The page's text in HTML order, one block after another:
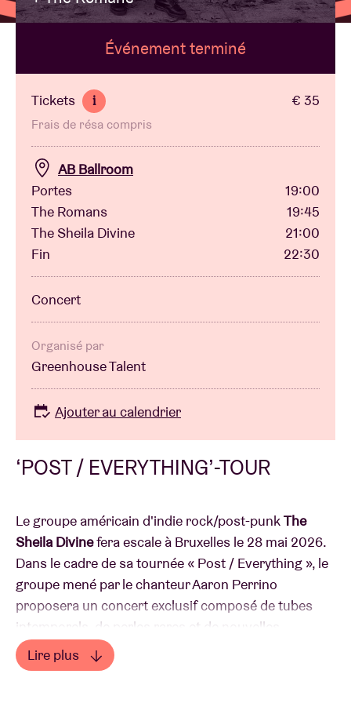
Location de salles
BRDCST
ABtv
Chèque-concert
À propos de l'AB
Contact
‘POST / EVERYTHING’-TOUR
Le groupe américain d'indie rock/post-punkThe
Sheila Divinefera escale à Bruxelles le 28 mai 2026.
Dans le cadre de sa tournée « Post / Everything », le
groupe mené par le chanteur Aaron Perrino
proposera un concert exclusif composé de tubes
intemporels, de perles rares et de nouvelles
compositions. Ce sera également son seul concert
en Belgique en 2026. Les billets seront en vente à
Lire plus
Événement terminé
Tickets i € 35
Frais de résa compris
AB Ballroom
Portes
19:00
The Romans
19:45
The Sheila Divine
21:00
Fin
22:30
Concert
Organisé par
Greenhouse Talent
Ajouter au calendrier